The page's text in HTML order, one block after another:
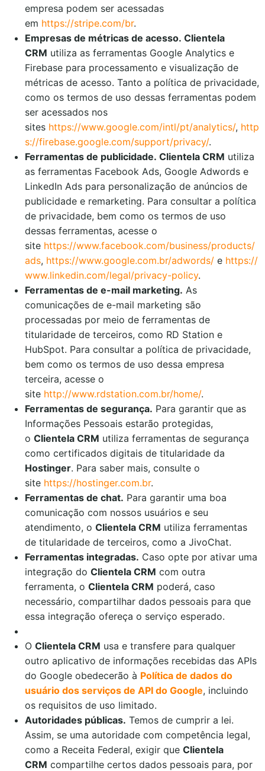
empresa podem ser acessadas
em https://stripe.com/br.
Empresas de métricas de acesso. Clientela
CRM utiliza as ferramentas Google Analytics e
Firebase para processamento e visualização de
métricas de acesso. Tanto a política de privacidade,
como os termos de uso dessas ferramentas podem
ser acessados nos
sites https://www.google.com/intl/pt/analytics/, http
s://firebase.google.com/support/privacy/.
Ferramentas de publicidade. Clientela CRM utiliza
as ferramentas Facebook Ads, Google Adwords e
LinkedIn Ads para personalização de anúncios de
publicidade e remarketing. Para consultar a política
de privacidade, bem como os termos de uso
dessas ferramentas, acesse o
site https://www.facebook.com/business/products/
ads, https://www.google.com.br/adwords/ e https://
www.linkedin.com/legal/privacy-policy.
Ferramentas de e-mail marketing. As
comunicações de e-mail marketing são
processadas por meio de ferramentas de
titularidade de terceiros, como RD Station e
HubSpot. Para consultar a política de privacidade,
bem como os termos de uso dessa empresa
terceira, acesse o
site http://www.rdstation.com.br/home/.
Ferramentas de segurança. Para garantir que as
Informações Pessoais estarão protegidas,
o Clientela CRM utiliza ferramentas de segurança
como certificados digitais de titularidade da
Hostinger. Para saber mais, consulte o
site https://hostinger.com.br.
Ferramentas de chat. Para garantir uma boa
comunicação com nossos usuários e seu
atendimento, o Clientela CRM utiliza ferramentas
de titularidade de terceiros, como a JivoChat.
Ferramentas integradas. Caso opte por ativar uma
integração do Clientela CRM com outra
ferramenta, o Clientela CRM poderá, caso
necessário, compartilhar dados pessoais para que
essa integração ofereça o serviço esperado.
O Clientela CRM usa e transfere para qualquer
outro aplicativo de informações recebidas das APIs
do Google obedecerão à Política de dados do
usuário dos serviços de API do Google, incluindo
os requisitos de uso limitado.
Autoridades públicas. Temos de cumprir a lei.
Assim, se uma autoridade com competência legal,
como a Receita Federal, exigir que Clientela
CRM compartilhe certos dados pessoais para, por